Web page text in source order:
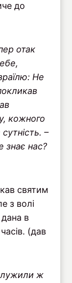
до
отак
Не
кожного
–
знає нас?
святим
з волі
в
(дав
ж